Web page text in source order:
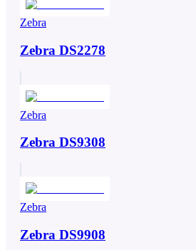
Zebra
Zebra DS2278
Zebra
Zebra DS9308
Zebra
Zebra DS9908